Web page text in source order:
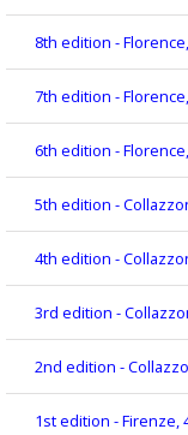
8th edition -
7th edition -
6th edition -
5th edition -
4th edition -
3rd edition -
2nd edition -
1st edition - Firenze,